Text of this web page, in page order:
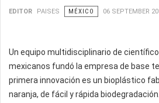
EDITOR PAISES MÉXICO 06 SEPTEMBER
Un equipo multidisciplinario de
mexicanos fundó la empresa de base
primera innovación es un bioplástico
naranja, de fácil y rápida